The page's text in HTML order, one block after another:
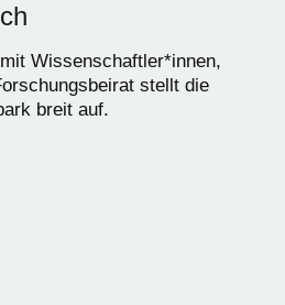
Wissenschaftler*innen,
stellt die
breit auf.